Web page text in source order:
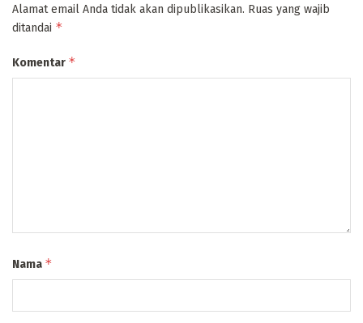
Alamat email Anda tidak akan dipublikasikan. Ruas yang wajib
ditandai *
Komentar *
Nama *